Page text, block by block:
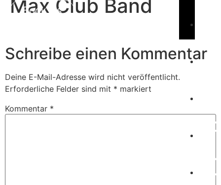
Book Us
Max Club Band
Schreibe einen Kommentar
Deine E-Mail-Adresse wird nicht veröffentlicht.
Erforderliche Felder sind mit * markiert
Kommentar *